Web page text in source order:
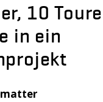
10
in ein